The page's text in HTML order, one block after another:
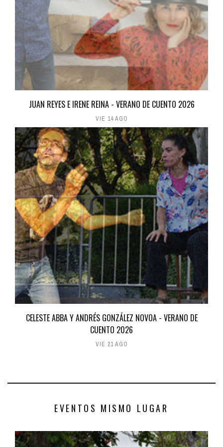
JUAN REYES E IRENE REINA - VERANO DE CUENTO 2026
VIE 14 AGO
CELESTE ABBA Y ANDRÉS GONZÁLEZ NOVOA - VERANO DE
CUENTO 2026
VIE 21 AGO
EVENTOS MISMO LUGAR